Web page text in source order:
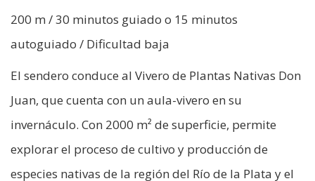
200 m / 30 minutos guiado o 15 minutos
autoguiado / Dificultad baja
El sendero conduce al Vivero de Plantas Nativas Don
Juan, que cuenta con un aula-vivero en su
invernáculo. Con 2000 m² de superficie, permite
explorar el proceso de cultivo y producción de
especies nativas de la región del Río de la Plata y el